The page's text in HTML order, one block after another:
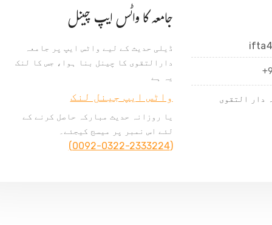
دار التقوی
جامعہ کا واٹس ایپ چینل
ڈیلی حدیث کے لیے واٹس ایپ پر جامعہ
دارالتقوی کا چینل بنا ہوا، جس کا لنک
یہ ہے
واٹس ایپ جینل لنک
یا روزانہ حدیث مبارکہ حاصل کرنے کے
لئے اس نمبر پر میسج کیجئے۔
(0092-0322-2333224)